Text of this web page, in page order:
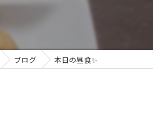
ブログ 本日の昼食✨